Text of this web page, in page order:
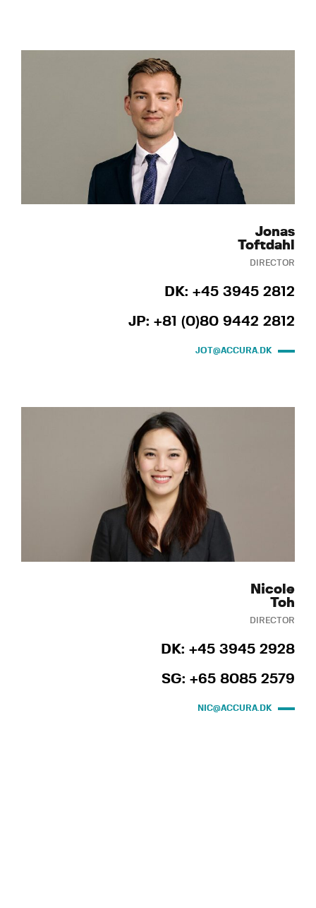
Jonas
Toftdahl
DIRECTOR
DK: +45 3945 2812
JP: +81 (0)80 9442 2812
JOT@ACCURA.DK
Nicole
Toh
DIRECTOR
DK: +45 3945 2928
SG: +65 8085 2579
NIC@ACCURA.DK